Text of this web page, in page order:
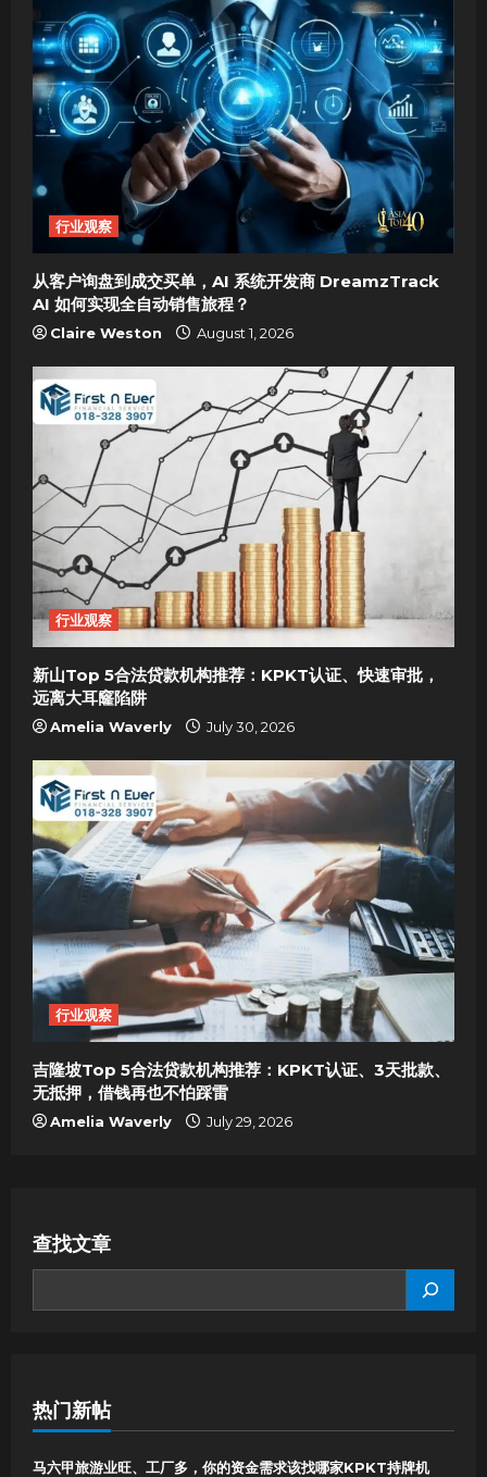
i
g
a
t
o
n
行业观察
从客户询盘到成交买单，AI 系统开发商 DreamzTrack
AI 如何实现全自动销售旅程？
Claire Weston August 1, 2026
行业观察
新山Top 5合法贷款机构推荐：KPKT认证、快速审批，
远离大耳窿陷阱
Amelia Waverly July 30, 2026
行业观察
吉隆坡Top 5合法贷款机构推荐：KPKT认证、3天批款、
无抵押，借钱再也不怕踩雷
Amelia Waverly July 29, 2026
查找文章
热门新帖
马六甲旅游业旺、工厂多，你的资金需求该找哪家KPKT持牌机